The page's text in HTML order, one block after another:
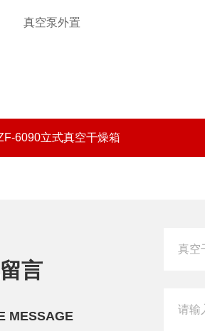
真空泵外置
6090立式真空干燥箱
言
MESSAGE